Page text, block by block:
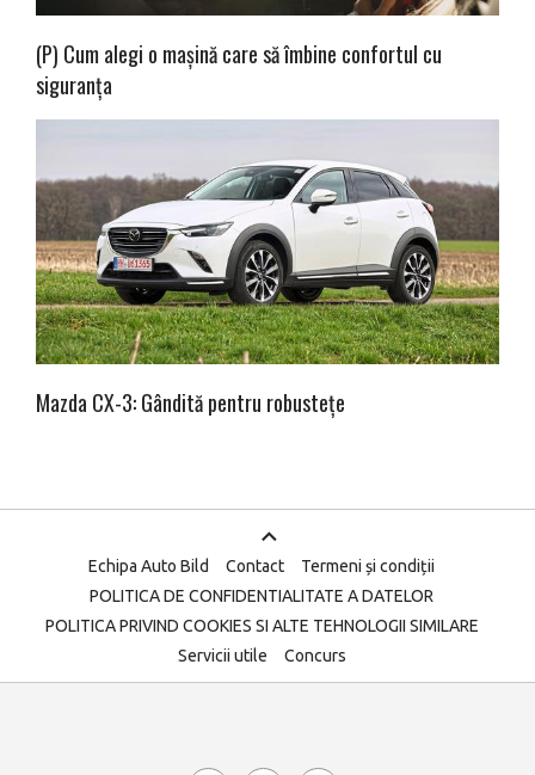
(P) Cum alegi o mașină care să îmbine confortul cu
siguranța
Mazda CX-3: Gândită pentru robustețe
Echipa Auto Bild Contact
Termeni și condiții
POLITICA DE CONFIDENTIALITATE A DATELOR
POLITICA PRIVIND COOKIES SI ALTE TEHNOLOGII SIMILARE
Servicii utile
Concurs